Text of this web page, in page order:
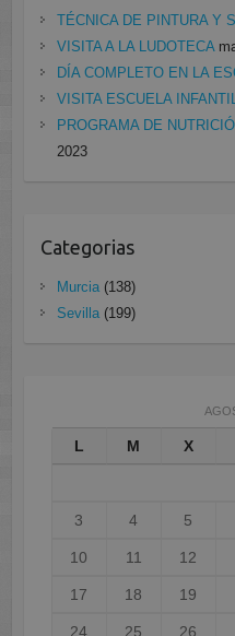
TÉCNICA DE PINTURA Y
VISITA A LA LUDOTECA
DÍA COMPLETO EN LA
VISITA ESCUELA
PROGRAMA DE
2023
Categorias
Murcia(138)
Sevilla(199)
L M X
3 4 5
10 11 12
17 18 19
24 25 26